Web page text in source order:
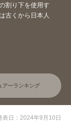
割り下を使用す
古くから日本人
アーランキング
表日：2024年9月10日